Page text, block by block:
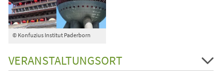
© Konfuzius Institut Paderborn
VERANSTALTUNGSORT